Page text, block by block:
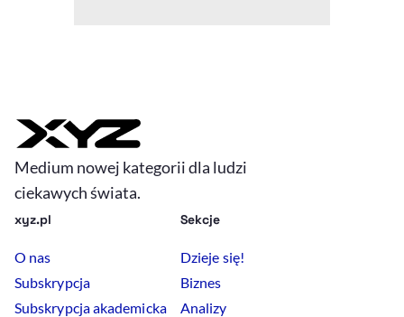
Medium nowej kategorii dla ludzi
ciekawych świata.
xyz.pl
O nas
Subskrypcja
Subskrypcja akademicka
Sekcje
Dzieje się!
Biznes
Analizy